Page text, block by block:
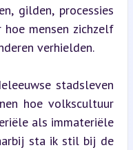
gilden, processies
mensen zichzelf
verhielden.
stadsleven
hoe volkscultuur
als immateriële
sta ik stil bij de